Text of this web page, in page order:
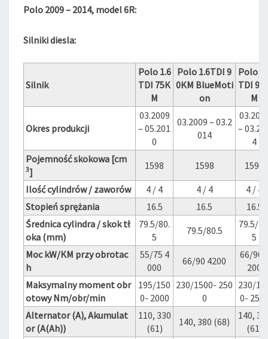
Polo 2009 – 2014, model 6R:
Silniki diesla:
Silnik
Polo 1.6
TDI 75K
M
Polo 1.6TDI 9
0KM BlueMoti
on
Polo
TDI
M
Okres produkcji
03.2009
– 05.201
0
03.2009 – 03.2
014
–
4
Pojemność skokowa [cm
3]
1598 1598
1598
Ilość cylindrów / zaworów
4 / 4 4 / 4
4 / 4
Stopień sprężania
16.5 16.5
16.5
Średnica cylindra / skok tł
oka (mm)
79.5/80.
5
79.5/80.5
79.5/
5
Moc kW/KM przy obrotac
h
55/75 4
000
66/90 4200
66/90
200
Maksymalny moment obr
otowy Nm/obr/min
195/150
0- 2000
230/1500- 250
0
230/
0-
Alternator (A), Akumulat
or (A(Ah))
110, 330
(61)
140, 380 (68)
140,
(61)